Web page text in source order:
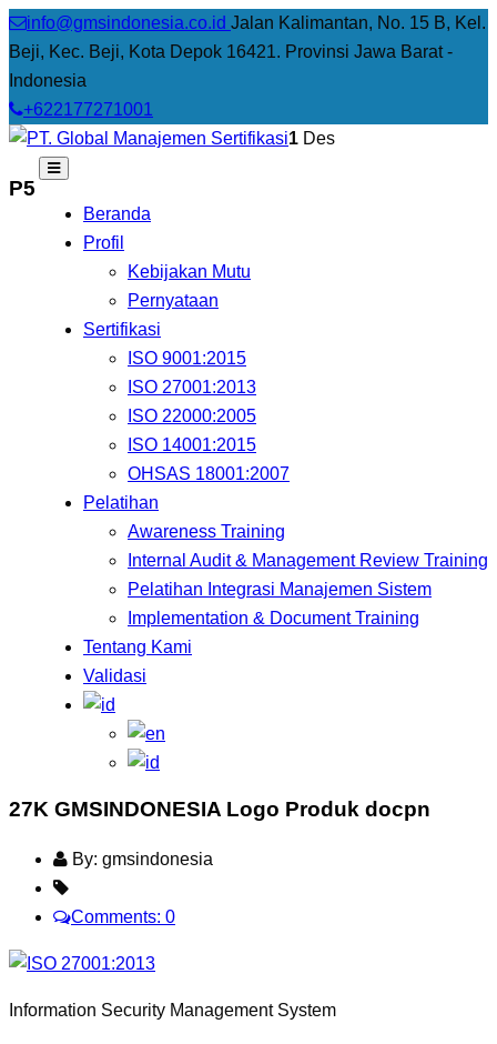
info@gmsindonesia.co.id Jalan Kalimantan, No. 15 B, Kel.
Beji, Kec. Beji, Kota Depok 16421. Provinsi Jawa Barat -
Indonesia
+622177271001
Beranda
Profil
Kebijakan Mutu
Pernyataan
Sertifikasi
ISO 9001:2015
ISO 27001:2013
ISO 22000:2005
ISO 14001:2015
OHSAS 18001:2007
Pelatihan
Awareness Training
Internal Audit & Management Review Training
Pelatihan Integrasi Manajemen Sistem
Implementation & Document Training
Tentang Kami
Validasi
1 Des
P5
27K GMSINDONESIA Logo Produk docpn
By: gmsindonesia
Comments: 0
Information Security Management System